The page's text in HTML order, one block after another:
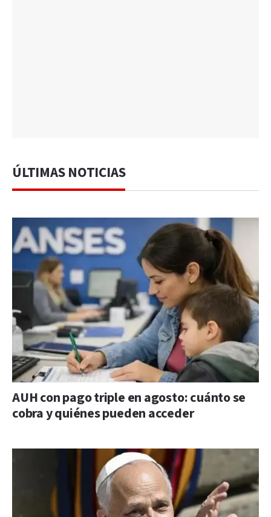
ÚLTIMAS NOTICIAS
AUH con pago triple en agosto: cuánto se
cobra y quiénes pueden acceder